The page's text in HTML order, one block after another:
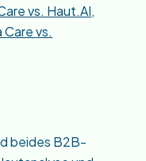
vs. Haut.AI,
Care vs.
beides B2B-